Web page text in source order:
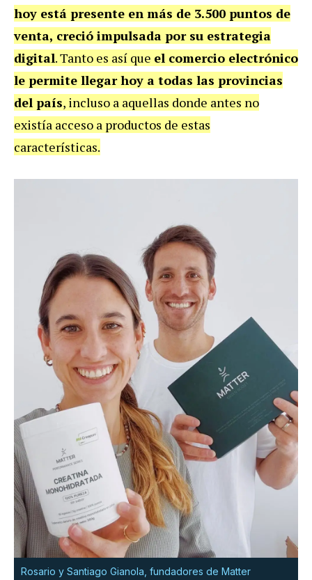
hoy está presente en más de 3.500 puntos de
venta, creció impulsada por su estrategia
digital. Tanto es así que el comercio electrónico
le permite llegar hoy a todas las provincias
del país, incluso a aquellas donde antes no
existía acceso a productos de estas
características.
Rosario y Santiago Gianola, fundadores de Matter